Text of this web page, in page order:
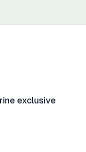
pour garantir
exclusive